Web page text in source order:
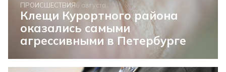
ПРОИСШЕСТВИЯ6 августа
Клещи Курортного района
оказались самыми
агрессивными в Петербурге